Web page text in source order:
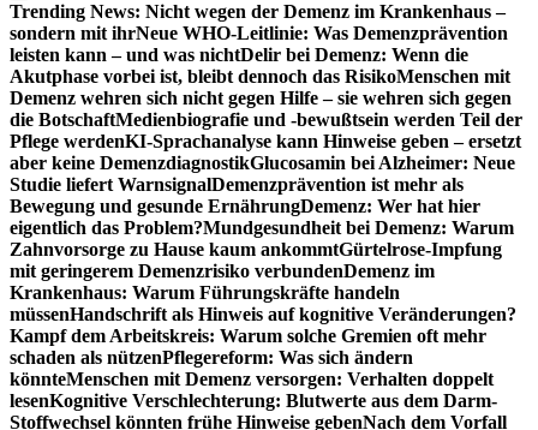
Trending News: Nicht wegen der Demenz im Krankenhaus –
sondern mit ihrNeue WHO-Leitlinie: Was Demenzprävention
leisten kann – und was nichtDelir bei Demenz: Wenn die
Akutphase vorbei ist, bleibt dennoch das RisikoMenschen mit
Demenz wehren sich nicht gegen Hilfe – sie wehren sich gegen
die BotschaftMedienbiografie und -bewußtsein werden Teil der
Pflege werdenKI-Sprachanalyse kann Hinweise geben – ersetzt
aber keine DemenzdiagnostikGlucosamin bei Alzheimer: Neue
Studie liefert WarnsignalDemenzprävention ist mehr als
Bewegung und gesunde ErnährungDemenz: Wer hat hier
eigentlich das Problem?Mundgesundheit bei Demenz: Warum
Zahnvorsorge zu Hause kaum ankommtGürtelrose-Impfung
mit geringerem Demenzrisiko verbundenDemenz im
Krankenhaus: Warum Führungskräfte handeln
müssenHandschrift als Hinweis auf kognitive Veränderungen?
Kampf dem Arbeitskreis: Warum solche Gremien oft mehr
schaden als nützenPflegereform: Was sich ändern
könnteMenschen mit Demenz versorgen: Verhalten doppelt
lesenKognitive Verschlechterung: Blutwerte aus dem Darm-
Stoffwechsel könnten frühe Hinweise gebenNach dem Vorfall